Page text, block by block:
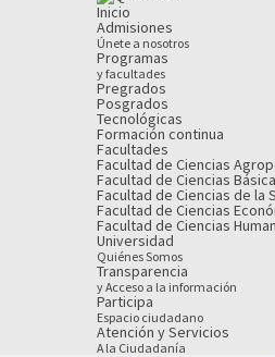
Inicio
Admisiones
Únete a nosotros
Programas
y facultades
Pregrados
Posgrados
Tecnológicas
Formación continua
Facultades
Facultad de Ciencias
Facultad de Ciencias
Facultad de Ciencias de la
Facultad de Ciencias
Facultad de Ciencias
Universidad
Quiénes Somos
Transparencia
y Acceso a la información
Participa
Espacio ciudadano
Atención y Servicios
A la Ciudadanía